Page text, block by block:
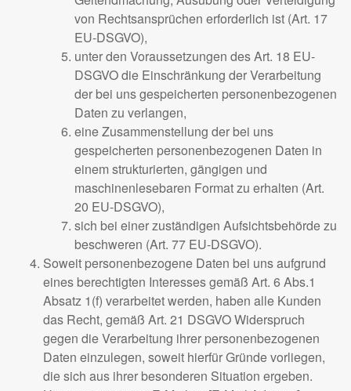
von Rechtsansprüchen erforderlich ist (Art. 17
EU-DSGVO),
unter den Voraussetzungen des Art. 18 EU-
DSGVO die Einschränkung der Verarbeitung
der bei uns gespeicherten personenbezogenen
Daten zu verlangen,
eine Zusammenstellung der bei uns
gespeicherten personenbezogenen Daten in
einem strukturierten, gängigen und
maschinenlesebaren Format zu erhalten (Art.
20 EU-DSGVO),
sich bei einer zuständigen Aufsichtsbehörde zu
beschweren (Art. 77 EU-DSGVO).
Soweit personenbezogene Daten bei uns aufgrund
eines berechtigten Interesses gemäß Art. 6 Abs.1
Absatz 1(f) verarbeitet werden, haben alle Kunden
das Recht, gemäß Art. 21 DSGVO Widerspruch
gegen die Verarbeitung ihrer personenbezogenen
Daten einzulegen, soweit hierfür Gründe vorliegen,
die sich aus ihrer besonderen Situation ergeben.